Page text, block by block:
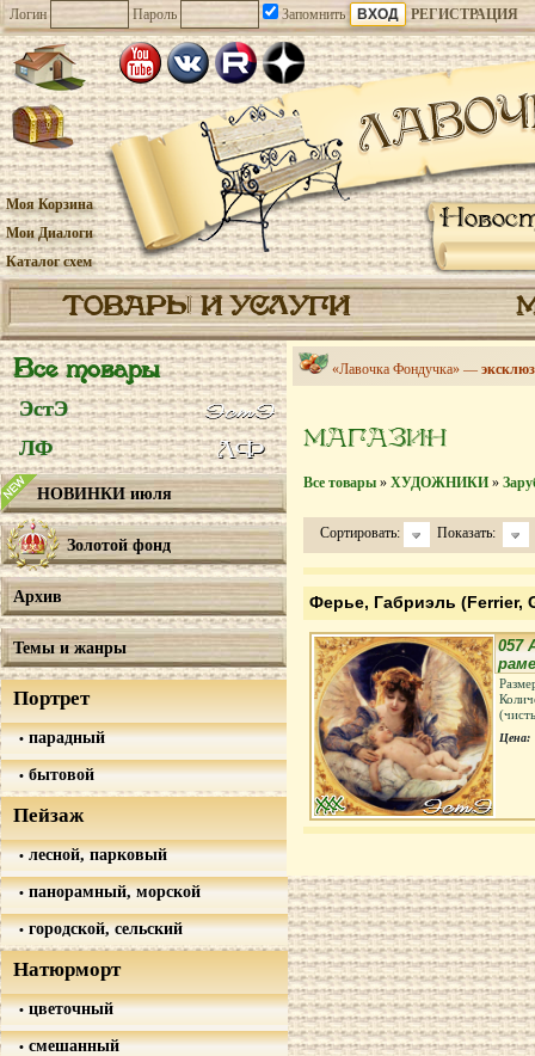
Логин Пароль Запомнить РЕГИСТРАЦИЯ
Моя Корзина
Мои Диалоги
Каталог схем
ТОВАРЫ И УСЛУГИ
Все товары
ЭстЭ
ЛФ
НОВИНКИ июля
Золотой фонд
Архив
Темы и жанры
Портрет
парадный
бытовой
Пейзаж
лесной, парковый
панорамный, морской
городской, сельский
Натюрморт
цветочный
смешанный
«Лавочка Фондучка» —
МАГАЗИН
Все товары » ХУДОЖНИКИ »
Сортировать: Показать:
Ферье, Габриэль (Ferrier,
057
Цена: